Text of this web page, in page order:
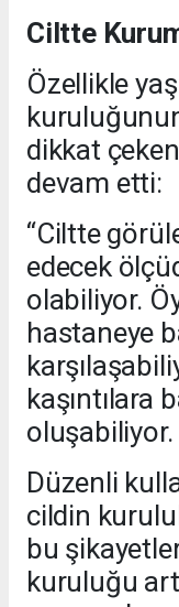
Ciltte
Özellikle
dikkat çeken
devam etti:
“Ciltte
edecek
olabiliyor.
hastaneye
kaşıntılara
oluşabiliyor.
Düzenli
cildin
bu
kuruluğu